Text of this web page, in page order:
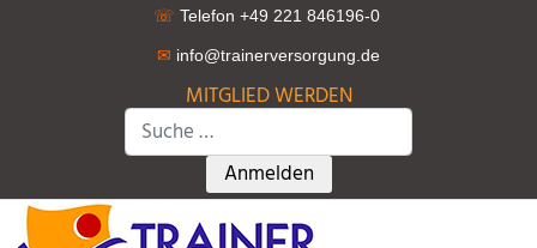
☏ Telefon +49 221 846196-0
✉ info@trainerversorgung.de
MITGLIED WERDEN
Suchen
Type 2 or more characters for
Anmelden